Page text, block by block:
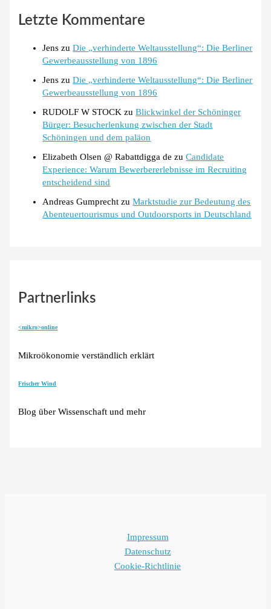
Letzte Kommentare
Jens zuDie „verhinderte Weltausstellung“: Die Berliner
Gewerbeausstellung von 1896
Jens zuDie „verhinderte Weltausstellung“: Die Berliner
Gewerbeausstellung von 1896
RUDOLF W STOCK zuBlickwinkel der Schöninger
Bürger: Besucherlenkung zwischen der Stadt
Schöningen und dem paläon
Elizabeth Olsen @ Rabattdigga de zuCandidate
Experience: Warum Bewerbererlebnisse im Recruiting
entscheidend sind
Andreas Gumprecht zuMarktstudie zur Bedeutung des
Abenteuertourismus und Outdoorsports in Deutschland
Partnerlinks
<mikro>online
Mikroökonomie verständlich erklärt
Frischer Wind
Blog über Wissenschaft und mehr
Impressum
Datenschutz
Cookie-Richtlinie